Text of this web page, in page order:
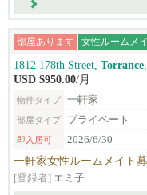
部屋あります 女性ルームメ
1812 178th Street, Torrance
USD $950.00/月
物件タイプ 一軒家
部屋タイプ プライベート
即入居可 2026/6/30
一軒家女性ルームメイト
[登録者] エミ子